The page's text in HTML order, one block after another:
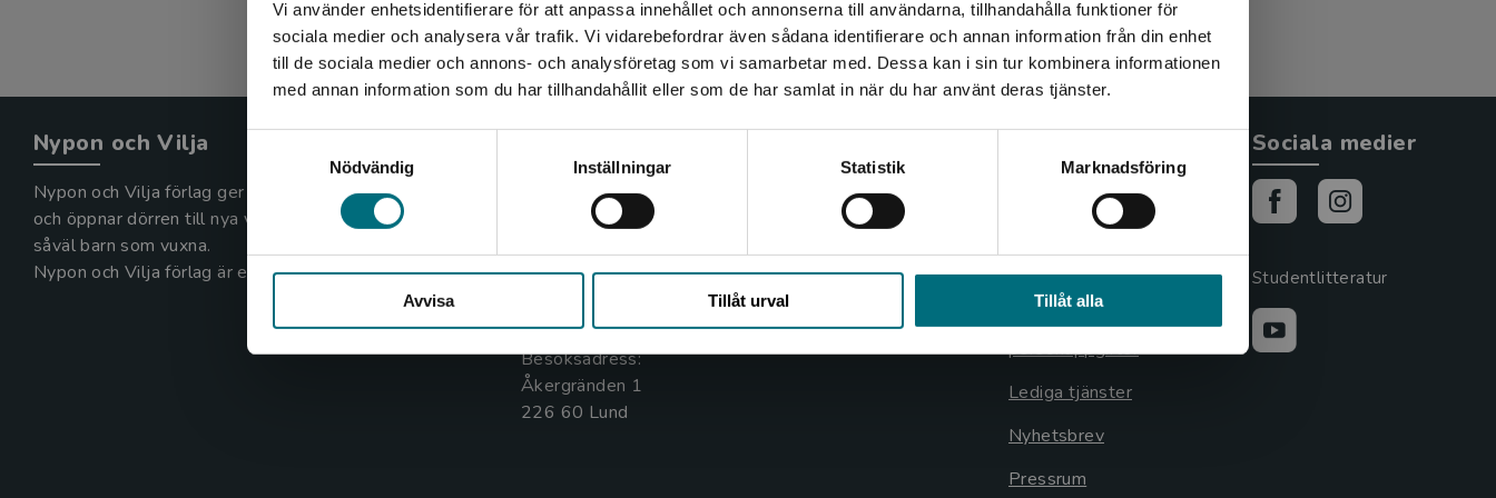
Vi använder enhetsidentifierare för att anpassa innehållet och annonserna till användarna, tillhandahålla funktioner för
sociala medier och analysera vår trafik. Vi vidarebefordrar även sådana identifierare och annan information från din enhet
till de sociala medier och annons- och analysföretag som vi samarbetar med. Dessa kan i sin tur kombinera informationen
med annan information som du har tillhandahållit eller som de har samlat in när du har använt deras tjänster.
Nödvändig
Inställningar Statistik Marknadsföring
Avvisa Tillåt urval Tillåt alla
Det verkar som att du besöker nyponochviljaforlag.se via
en enhet utanför Sverige. Vi erbjuder inte leveranser
utanför Sverige. För att kunna slutföra ett köp måste
leveransadressen vara i Sverige.
Nypon och Vilja
Nypon och Vilja förlag ger ut böcker som väcker läslust
och öppnar dörren till nya världar och möjligheter för
såväl barn som vuxna.
Nypon och Vilja förlag är en del av Studentlitteratur.
Kontakta oss
046-31 20 00
Box 141
Besöksadress:
Åkergränden 1
Kontakta kundservice
046-31 21 00
Frågor och svar
Köpvillkor
Cookieinställningar
GDPR och
personuppgifter
Lediga tjänster
Nyhetsbrev
Pressrum
Sociala medier
Studentlitteratur